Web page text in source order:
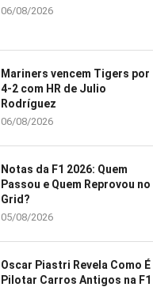
06/08/2026
Mariners vencem Tigers por
4-2 com HR de Julio
Rodríguez
06/08/2026
Notas da F1 2026: Quem
Passou e Quem Reprovou no
Grid?
05/08/2026
Oscar Piastri Revela Como É
Pilotar Carros Antigos na F1